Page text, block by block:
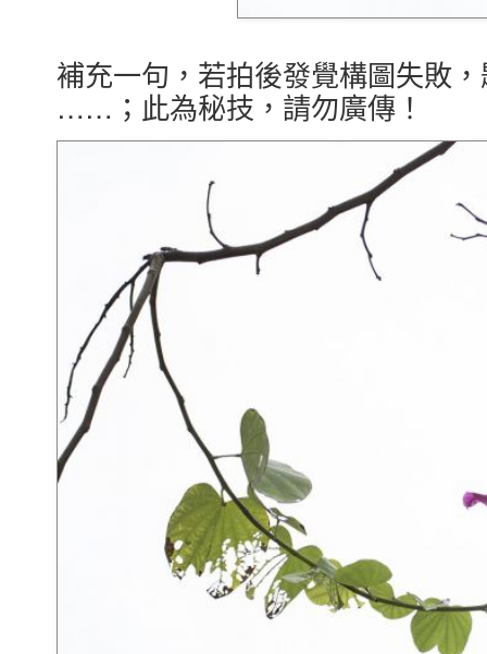
補充一句，若拍後發覺構圖失敗
……；此為秘技，請勿廣傳！